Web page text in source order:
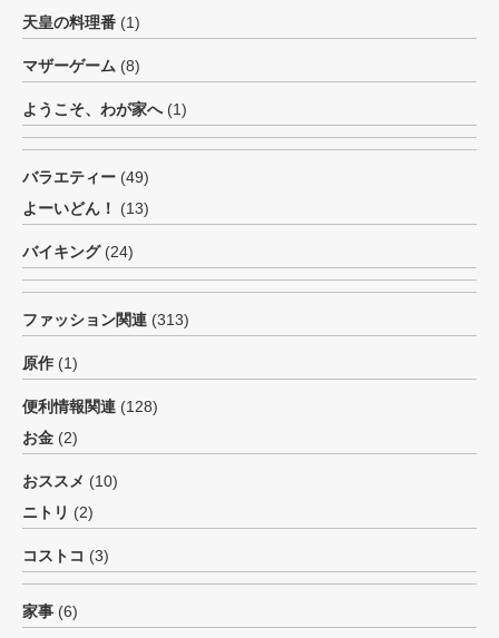
天皇の料理番 (1)
マザーゲーム (8)
ようこそ、わが家へ (1)
バラエティー (49)
よーいどん！
(13)
バイキング(24)
ファッション関連 (313)
原作 (1)
便利情報関連 (128)
お金 (2)
おススメ (10)
ニトリ (2)
コストコ (3)
家事 (6)